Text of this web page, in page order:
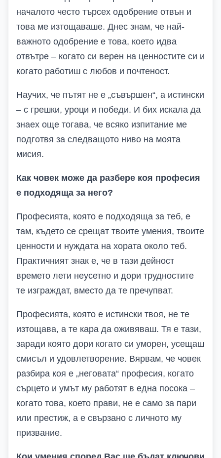
началото често търсех одобрение отвън и
това ме изтощаваше. Днес знам, че най-
важното одобрение е това, което идва
отвътре – когато си верен на ценностите си и
когато работиш с любов и почтеност.
Научих, че пътят не е „съвършен“, а истински
– с грешки, уроци и победи. И бих искала да
знаех още тогава, че всяко изпитание ме
подготвя за следващото ниво на моята
мисия.
Как човек може да разбере коя професия
е подходяща за него?
Професията, която е подходяща за теб, е
там, където се срещат твоите умения, твоите
ценности и нуждата на хората около теб.
Практичният знак е, че в тази дейност
времето лети неусетно и дори трудностите
те изграждат, вместо да те пречупват.
Професията, която е истински твоя, не те
изтощава, а те кара да оживяваш. Тя е тази,
заради която дори когато си уморен, усещаш
смисъл и удовлетворение. Вярвам, че човек
разбира коя е „неговата“ професия, когато
сърцето и умът му работят в една посока –
когато това, което прави, не е само за пари
или престиж, а е свързано с личното му
призвание.